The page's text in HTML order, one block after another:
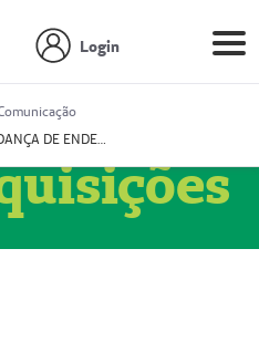
Login
MUDANÇA DE ENDEREÇO - DIAGITAB SERVIÇOS MÉDICOS LTDA (54003267-5)